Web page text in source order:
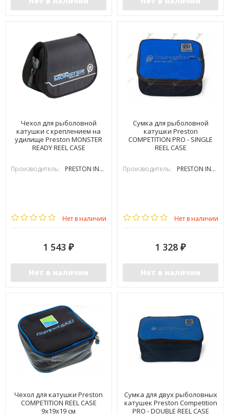
Чехол для рыболовной
катушки с креплением на
удилище Preston MONSTER
READY REEL CASE
Производитель: PRESTON INOVATIONS
Нет в наличии
1 543 ₽
Нет в наличии
Сумка для рыболовной
катушки Preston
COMPETITION PRO - SINGLE
REEL CASE
Производитель: PRESTON INOVATIONS
Нет в наличии
1 328 ₽
Нет в наличии
Чехол для катушки Preston
COMPETITION REEL CASE
9x19x19 см
Сумка для двух рыболовных
катушек Preston Competition
PRO - DOUBLE REEL CASE